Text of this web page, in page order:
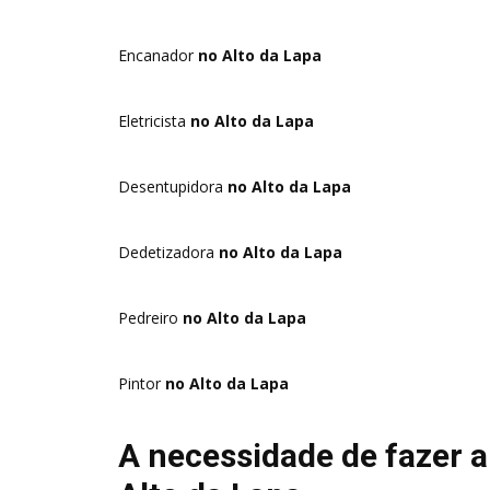
Encanador no Alto da Lapa
Eletricista no Alto da Lapa
Desentupidora no Alto da Lapa
Dedetizadora no Alto da Lapa
Pedreiro no Alto da Lapa
Pintor no Alto da Lapa
A necessidade de fazer